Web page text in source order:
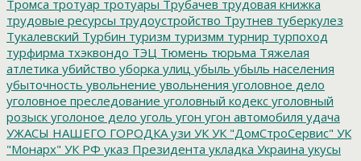
Тромса тротуар тротуары Трубачев трудовая книжка
трудовые ресурсы трудоустройство Трутнев туберкулез
Тукалевский Турбин туризм туризмм турнир турпоход
турфирма тхэквондо ТЭЦ Тюмень тюрьма Тяжелая
атлетика убийство уборка улиц убыль убыль населения
убыточность увольнение увольнения уголовное дело
уголовное преследование уголовный кодекс уголовный
розыск уголоное дело уголь угон угон автомобиля удача
УЖАСЫ НАШЕГО ГОРОДКА узи УК УК "ДомСтроСервис" УК
"Монарх" УК РФ указ Президента укладка Украина укусы